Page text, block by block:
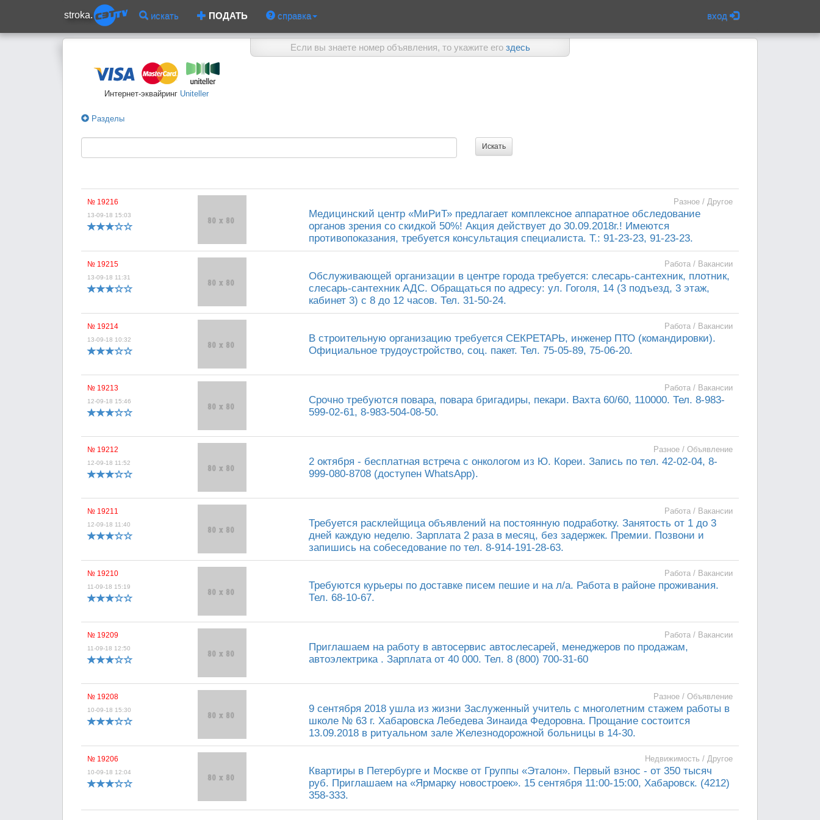
stroka. искать ПОДАТЬ справка вход
Если вы знаете номер объявления, то укажите его здесь
Интернет-эквайринг Uniteller
Разделы
№ 19216
13-09-18 15:03
Разное / Другое
Медицинский центр «МиРиТ» предлагает комплексное аппаратное обследование
органов зрения со скидкой 50%! Акция действует до 30.09.2018г.! Имеются
противопоказания, требуется консультация специалиста. Т.: 91-23-23, 91-23-23.
№ 19215
13-09-18 11:31
Работа / Вакансии
Обслуживающей организации в центре города требуется: слесарь-сантехник, плотник,
слесарь-сантехник АДС. Обращаться по адресу: ул. Гоголя, 14 (3 подъезд, 3 этаж,
кабинет 3) с 8 до 12 часов. Тел. 31-50-24.
№ 19214
13-09-18 10:32
Работа / Вакансии
В строительную организацию требуется СЕКРЕТАРЬ, инженер ПТО (командировки).
Официальное трудоустройство, соц. пакет. Тел. 75-05-89, 75-06-20.
№ 19213
12-09-18 15:46
Работа / Вакансии
Срочно требуются повара, повара бригадиры, пекари. Вахта 60/60, 110000. Тел. 8-983-
599-02-61, 8-983-504-08-50.
№ 19212
12-09-18 11:52
Разное / Объявление
2 октября - бесплатная встреча с онкологом из Ю. Кореи. Запись по тел. 42-02-04, 8-
999-080-8708 (доступен WhatsApp).
№ 19211
12-09-18 11:40
Работа / Вакансии
Требуется расклейщица объявлений на постоянную подработку. Занятость от 1 до 3
дней каждую неделю. Зарплата 2 раза в месяц, без задержек. Премии. Позвони и
запишись на собеседование по тел. 8-914-191-28-63.
№ 19210
11-09-18 15:19
Работа / Вакансии
Требуются курьеры по доставке писем пешие и на л/а. Работа в районе проживания.
Тел. 68-10-67.
№ 19209
11-09-18 12:50
Работа / Вакансии
Приглашаем на работу в автосервис автослесарей, менеджеров по продажам,
автоэлектрика . Зарплата от 40 000. Тел. 8 (800) 700-31-60
№ 19208
10-09-18 15:30
Разное / Объявление
9 сентября 2018 ушла из жизни Заслуженный учитель с многолетним стажем работы в
школе № 63 г. Хабаровска Лебедева Зинаида Федоровна. Прощание состоится
13.09.2018 в ритуальном зале Железнодорожной больницы в 14-30.
№ 19206
10-09-18 12:04
Недвижимость / Другое
Квартиры в Петербурге и Москве от Группы «Эталон». Первый взнос - от 350 тысяч
руб. Приглашаем на «Ярмарку новостроек». 15 сентября 11:00-15:00, Хабаровск. (4212)
358-333.